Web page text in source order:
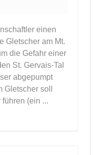
einen
Gletscher am Mt.
die Gefahr einer
St. Gervais-Tal
abgepumpt
soll
(ein ...